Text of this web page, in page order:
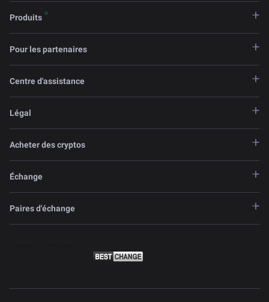
Produits
Pour les partenaires
Centre d'assistance
Légal
Acheter des cryptos
Échange
Paires d'échange